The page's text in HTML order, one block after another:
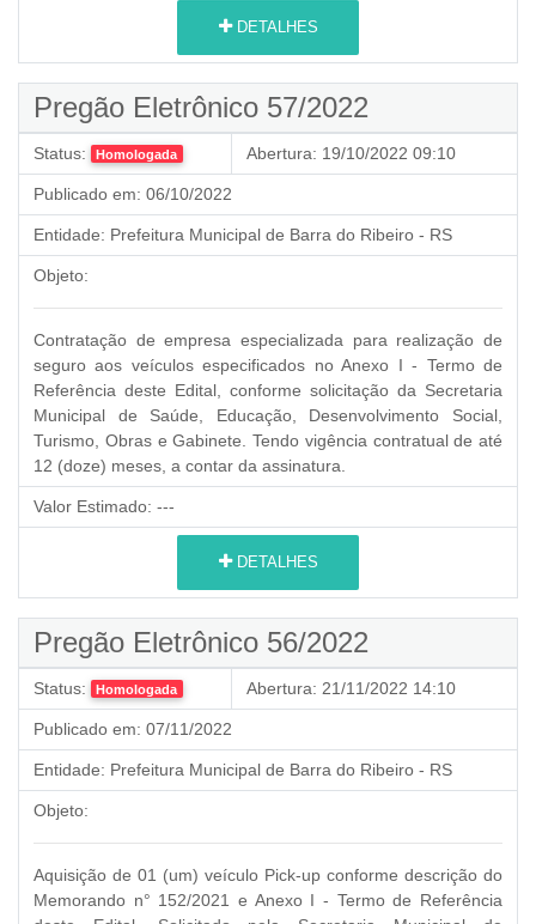
DETALHES
Pregão Eletrônico 57/2022
Status: Homologada Abertura: 19/10/2022 09:10
Publicado em: 06/10/2022
Entidade: Prefeitura Municipal de Barra do Ribeiro - RS
Objeto:
Contratação de empresa especializada para realização de
seguro aos veículos especificados no Anexo I - Termo de
Referência deste Edital, conforme solicitação da Secretaria
Municipal de Saúde, Educação, Desenvolvimento Social,
Turismo, Obras e Gabinete. Tendo vigência contratual de até
12 (doze) meses, a contar da assinatura.
Valor Estimado: ---
DETALHES
Pregão Eletrônico 56/2022
Status: Homologada Abertura: 21/11/2022 14:10
Publicado em: 07/11/2022
Entidade: Prefeitura Municipal de Barra do Ribeiro - RS
Objeto:
Aquisição de 01 (um) veículo Pick-up conforme descrição do
Memorando n° 152/2021 e Anexo I - Termo de Referência